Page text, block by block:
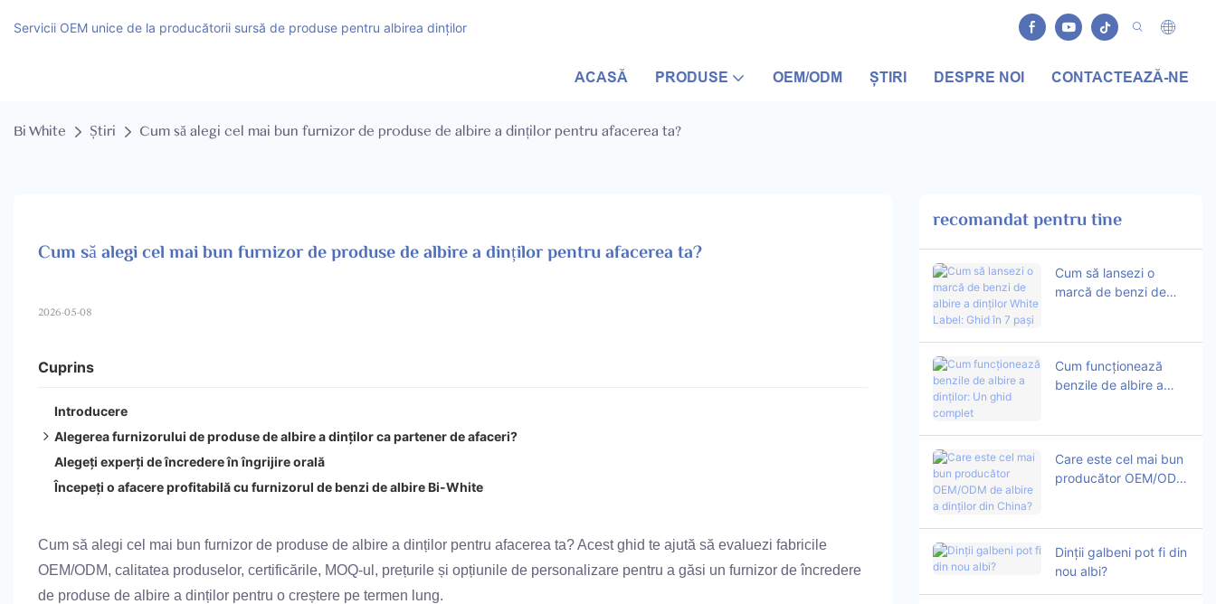
Servicii OEM unice de la producătorii sursă de produse pentru albirea dinților
ACASĂ PRODUSE OEM/ODM ȘTIRI DESPRE NOI CONTACTEAZĂ-NE
Bi White Știri Cum să alegi cel mai bun furnizor de produse de albire a dinților pentru afacerea ta?
Cum să alegi cel mai bun furnizor de produse de albire a dinților pentru afacerea ta?
2026-05-08
Cuprins
Introducere
Alegerea furnizorului de produse de albire a dinților ca partener de afaceri?
1. Evaluați capacitatea de vânzare cu ridicata și MOQ-urile
2. Variante de produs, calitate, siguranță și certificare
4. Lanț de aprovizionare fiabil și îndeplinire a comenzilor
5. Suport și parteneriat prietenos cu comerțul cu ridicata
6. Prețuri, condiții de plată și transparență
Alegeți experți de încredere în îngrijire orală
Începeți o afacere profitabilă cu furnizorul de benzi de albire Bi-White
Cum să alegi cel mai bun furnizor de produse de albire a dinților pentru afacerea ta? Acest ghid te ajută să evaluezi fabricile
OEM/ODM, calitatea produselor, certificările, MOQ-ul, prețurile și opțiunile de personalizare pentru a găsi un furnizor de încredere
de produse de albire a dinților pentru o creștere pe termen lung.
recomandat pentru tine
Cum să lansezi o
marcă de benzi de
Cum funcționează
benzile de albire a
Care este cel mai bun
producător OEM/ODM
Dinții galbeni pot fi din
nou albi?